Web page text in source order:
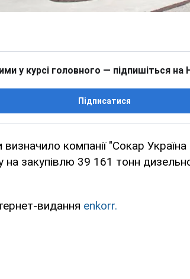
у курсі головного — підпишіться на
Підписатися
компанії "Сокар
закупівлю 39 161 тонн
видання enkorr.